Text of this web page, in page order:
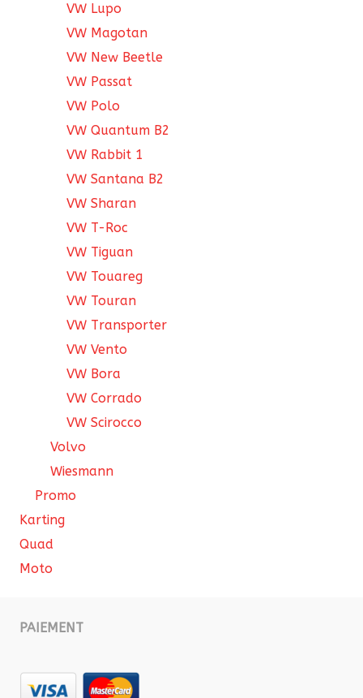
VW Lupo
VW Magotan
VW New Beetle
VW Passat
VW Polo
VW Quantum B2
VW Rabbit 1
VW Santana B2
VW Sharan
VW T-Roc
VW Tiguan
VW Touareg
VW Touran
VW Transporter
VW Vento
VW Bora
VW Corrado
VW Scirocco
Volvo
Wiesmann
Promo
Karting
Quad
Moto
PAIEMENT